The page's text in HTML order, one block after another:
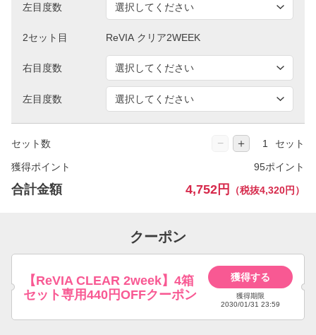
左目度数
2セット目
右目度数
左目度数
セット数 − ＋ セット
獲得ポイント 95ポイント
合計金額 4,752円 （税抜4,320円）
クーポン
【ReVIA CLEAR 2week】4箱
セット専用440円OFFクーポン
獲得する
獲得期限
2030/01/31 23:59